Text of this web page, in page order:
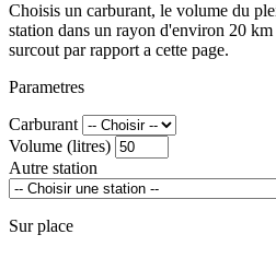
Choisis un carburant, le volume du
station dans un rayon d'environ 20
surcout par rapport a cette page.
Parametres
Carburant
Volume (litres)
Autre station
Sur place